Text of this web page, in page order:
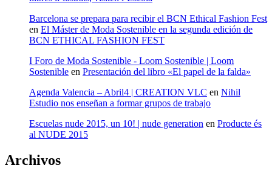
Barcelona se prepara para recibir el BCN Ethical Fashion Fest
en El Máster de Moda Sostenible en la segunda edición de
BCN ETHICAL FASHION FEST
I Foro de Moda Sostenible - Loom Sostenible | Loom
Sostenible en Presentación del libro «El papel de la falda»
Agenda Valencia – Abril4 | CREATION VLC en Nihil
Estudio nos enseñan a formar grupos de trabajo
Escuelas nude 2015, un 10! | nude generation en Producte és
al NUDE 2015
Archivos